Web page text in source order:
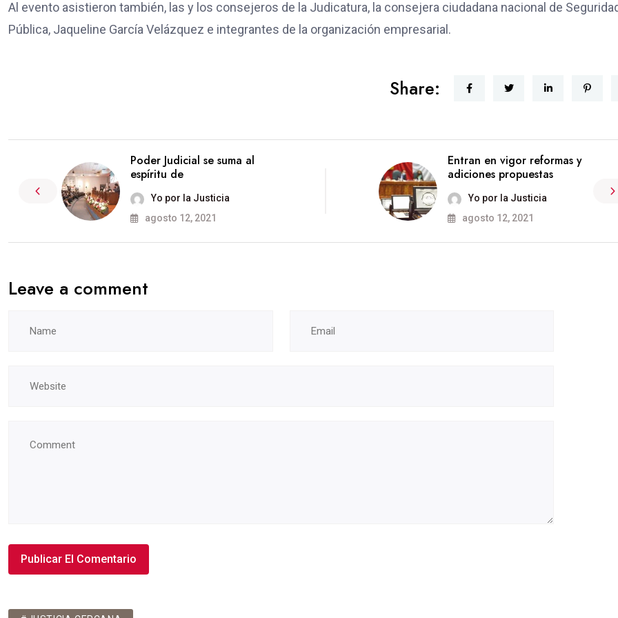
Al evento asistieron también, las y los consejeros de la Judicatura, la consejera ciudadana nacional de
Pública, Jaqueline García Velázquez e integrantes de la organización empresarial.
Share:
Poder Judicial se suma al
espíritu de
Yo por la Justicia
agosto 12, 2021
Entran en vigor reformas y
adiciones propuestas
Yo por la Justicia
agosto 12, 2021
Leave a comment